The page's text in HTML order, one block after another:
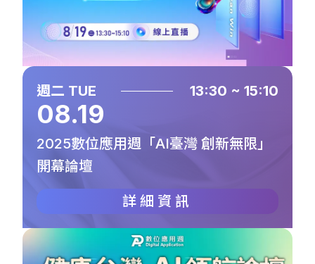
週二 TUE 13:30 ~ 15:10
08.19
2025數位應用週「AI臺灣 創新無限」
開幕論壇
詳細資訊